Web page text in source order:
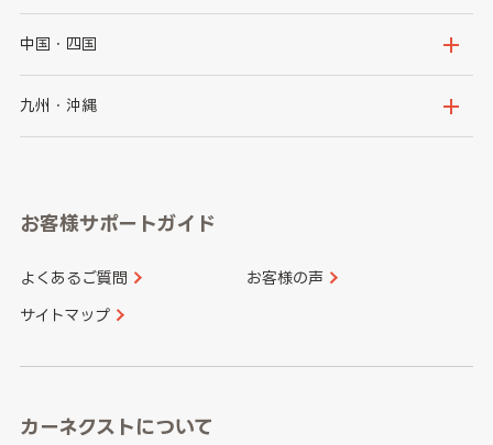
千葉県
神奈川県
石川県
山梨県
愛知県
大阪府
京都府
和歌山県
中国・四国
鳥取県
山口県
香川県 愛媛県
九州・沖縄
長崎県
大分県 宮崎県
お客様サポートガイド
よくあるご質問 お客様の声
サイトマップ
カーネクストについて